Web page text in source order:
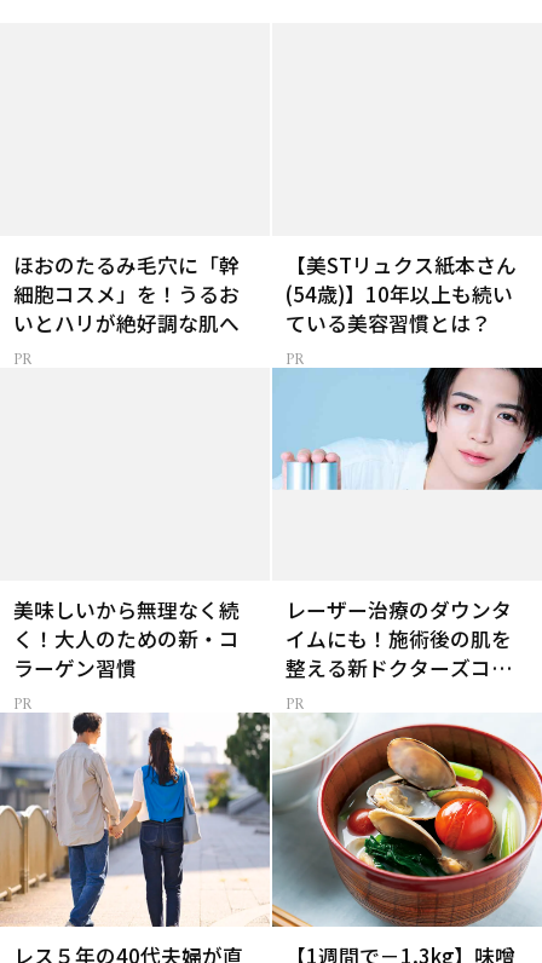
ほおのたるみ毛穴に「幹
細胞コスメ」を！うるお
いとハリが絶好調な肌へ
【美STリュクス紙本さん
(54歳)】10年以上も続い
ている美容習慣とは？
美味しいから無理なく続
く！大人のための新・コ
ラーゲン習慣
レーザー治療のダウンタ
イムにも！施術後の肌を
整える新ドクターズコス
メ
レス５年の40代夫婦が直 【1週間で－1.3kg】味噌